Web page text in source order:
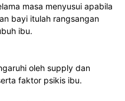
masa menyusui apabila
bayi itulah rangsangan
ibu.
oleh supply dan
faktor psikis ibu.